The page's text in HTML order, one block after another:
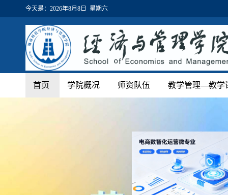
今天是： 2026年8月8日 星期六
首页 学院概况 师资队伍 教学管理—教学